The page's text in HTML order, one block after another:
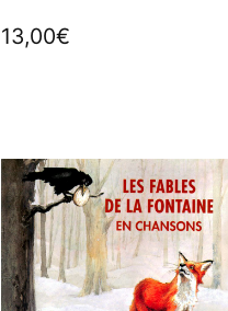
13,00€